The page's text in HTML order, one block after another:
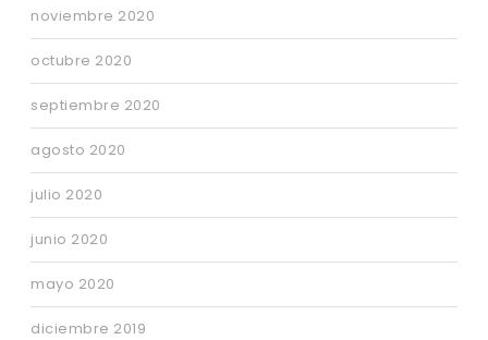
noviembre 2020
octubre 2020
septiembre 2020
agosto 2020
julio 2020
junio 2020
mayo 2020
diciembre 2019